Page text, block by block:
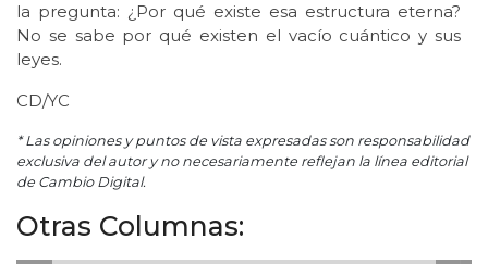
la pregunta: ¿Por qué existe esa estructura eterna?
No se sabe por qué existen el vacío cuántico y sus
leyes.
CD/YC
* Las opiniones y puntos de vista expresadas son responsabilidad
exclusiva del autor y no necesariamente reflejan la línea editorial
de Cambio Digital.
Otras Columnas: